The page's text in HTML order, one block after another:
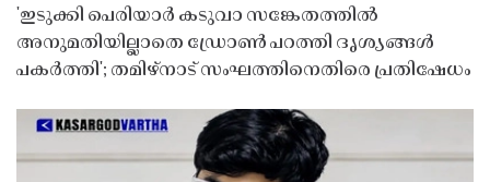
'ഇടുക്കി പെരിയാർ കടുവാ സങ്കേതത്തിൽ
അനുമതിയില്ലാതെ ഡ്രോൺ പറത്തി ദൃശ്യങ്ങൾ
പകർത്തി'; തമിഴ്നാട് സംഘത്തിനെതിരെ പ്രതിഷേധം